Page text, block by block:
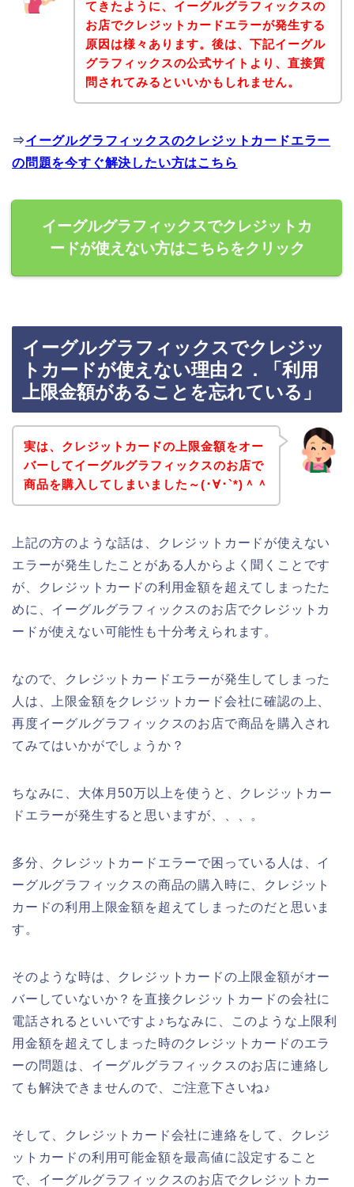
てきたように、イーグルグラフィックスの
お店でクレジットカードエラーが発生する
原因は様々あります。後は、下記イーグル
グラフィックスの公式サイトより、直接質
問されてみるといいかもしれません。
⇒イーグルグラフィックスのクレジットカードエラー
の問題を今すぐ解決したい方はこちら
イーグルグラフィックスでクレジットカ
ードが使えない方はこちらをクリック
イーグルグラフィックスでクレジッ
トカードが使えない理由２．「利用
上限金額があることを忘れている」
実は、クレジットカードの上限金額をオー
バーしてイーグルグラフィックスのお店で
商品を購入してしまいました～(･∀･`*)＾＾
上記の方のような話は、クレジットカードが使えない
エラーが発生したことがある人からよく聞くことです
が、クレジットカードの利用金額を超えてしまったた
めに、イーグルグラフィックスのお店でクレジットカ
ードが使えない可能性も十分考えられます。
なので、クレジットカードエラーが発生してしまった
人は、上限金額をクレジットカード会社に確認の上、
再度イーグルグラフィックスのお店で商品を購入され
てみてはいかがでしょうか？
ちなみに、大体月50万以上を使うと、クレジットカー
ドエラーが発生すると思いますが、、、。
多分、クレジットカードエラーで困っている人は、イ
ーグルグラフィックスの商品の購入時に、クレジット
カードの利用上限金額を超えてしまったのだと思いま
す。
そのような時は、クレジットカードの上限金額がオー
バーしていないか？を直接クレジットカードの会社に
電話されるといいですよ♪ちなみに、このような上限利
用金額を超えてしまった時のクレジットカードのエラ
ーの問題は、イーグルグラフィックスのお店に連絡し
ても解決できませんので、ご注意下さいね♪
そして、クレジットカード会社に連絡をして、クレジ
ットカードの利用可能金額を最高値に設定すること
で、イーグルグラフィックスのお店でクレジットカー